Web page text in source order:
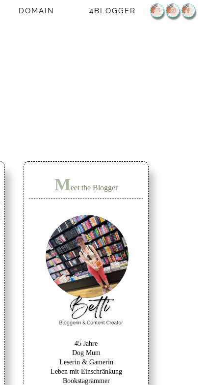
DOMAIN 4BLOGGER
Meet the Blogger
45 Jahre
Dog Mum
Leserin & Gamerin
Leben mit Einschränkung
Bookstagrammer